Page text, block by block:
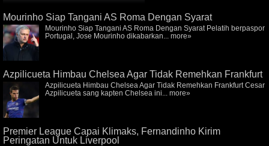
Mourinho Siap Tangani AS Roma Dengan Syarat
Mourinho Siap Tangani AS Roma Dengan Syarat Pelatih berpaspor
Portugal, Jose Mourinho dikabarkan... more»
Azpilicueta Himbau Chelsea Agar Tidak Remehkan Frankfurt
Azpilicueta Himbau Chelsea Agar Tidak Remehkan Frankfurt Cesar
Azpilicueta sang kapten Chelsea ini... more»
Premier League Capai Klimaks, Fernandinho Kirim
Peringatan Untuk Liverpool